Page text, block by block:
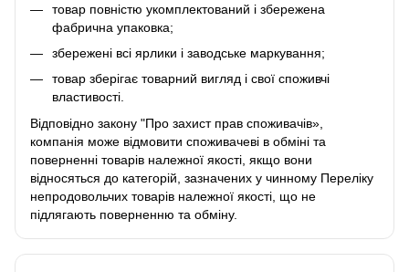
товар повністю укомплектований і збережена
фабрична упаковка;
збережені всі ярлики і заводське маркування;
товар зберігає товарний вигляд і свої споживчі
властивості.
Відповідно закону "Про захист прав споживачів»
компанія може відмовити споживачеві в обміні та
поверненні товарів належної якості, якщо вони
відносяться до категорій, зазначених у чинному Переліку
непродовольчих товарів належної якості, що не
підлягають поверненню та обміну.